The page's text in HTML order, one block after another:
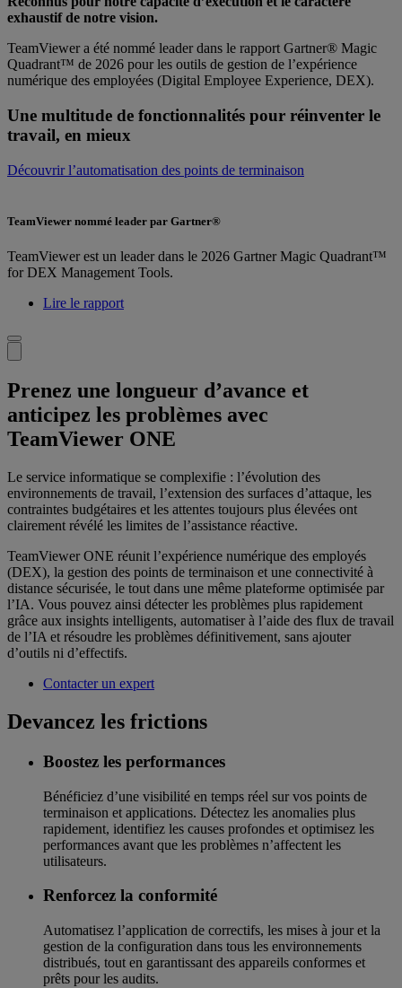
exhaustif de notre vision.
TeamViewer a été nommé leader dans le rapport Gartner® Magic
Quadrant™ de 2026 pour les outils de gestion de l’expérience
numérique des employées (Digital Employee Experience, DEX).
Une multitude de fonctionnalités pour réinventer le
travail, en mieux
Découvrir l’automatisation des points de terminaison
TeamViewer nommé leader par Gartner®
TeamViewer est un leader dans le 2026 Gartner Magic Quadrant™
for DEX Management Tools.
Lire le rapport
Prenez une longueur d’avance et
anticipez les problèmes avec
TeamViewer ONE
Le service informatique se complexifie : l’évolution des
environnements de travail, l’extension des surfaces d’attaque, les
contraintes budgétaires et les attentes toujours plus élevées ont
clairement révélé les limites de l’assistance réactive.
TeamViewer ONE réunit l’expérience numérique des employés
(DEX), la gestion des points de terminaison et une connectivité à
distance sécurisée, le tout dans une même plateforme optimisée par
l’IA. Vous pouvez ainsi détecter les problèmes plus rapidement
grâce aux insights intelligents, automatiser à l’aide des flux de travail
de l’IA et résoudre les problèmes définitivement, sans ajouter
d’outils ni d’effectifs.
Contacter un expert
Devancez les frictions
Boostez les performances
Bénéficiez d’une visibilité en temps réel sur vos points de
terminaison et applications. Détectez les anomalies plus
rapidement, identifiez les causes profondes et optimisez les
performances avant que les problèmes n’affectent les
utilisateurs.
Renforcez la conformité
Automatisez l’application de correctifs, les mises à jour et la
gestion de la configuration dans tous les environnements
distribués, tout en garantissant des appareils conformes et
prêts pour les audits.